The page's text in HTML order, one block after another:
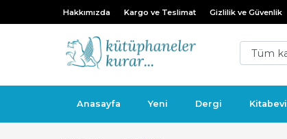
Hakkımızda Kargo ve Teslimat Gizlilik ve Güvenlik
Anasayfa Yeni Dergi Kitabevi